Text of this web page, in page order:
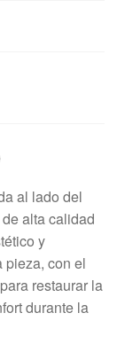
al lado del
alta calidad
y
pieza, con el
restaurar la
durante la